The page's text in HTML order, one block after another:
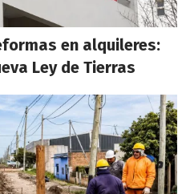
en alquileres:
Ley de Tierras